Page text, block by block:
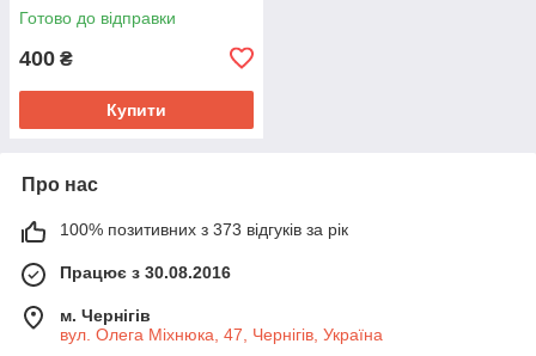
Готово до відправки
400 ₴
Купити
Про нас
100% позитивних з 373 відгуків за рік
Працює з 30.08.2016
м. Чернігів
вул. Олега Міхнюка, 47, Чернігів, Україна